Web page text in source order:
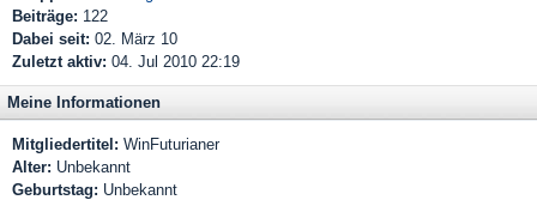
Beiträge: 122
Dabei seit: 02. März 10
Zuletzt aktiv: 04. Jul 2010 22:19
Meine Informationen
Mitgliedertitel: WinFuturianer
Alter: Unbekannt
Geburtstag: Unbekannt